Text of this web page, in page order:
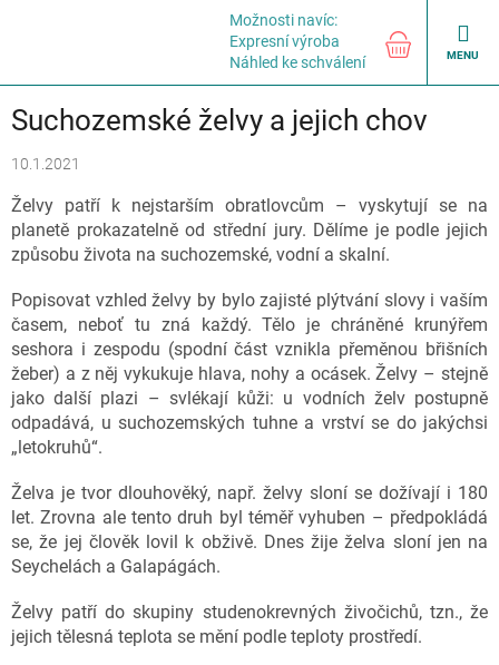
Možnosti navíc:
Expresní výroba
Náhled ke schválení
NÁKUPNÍ
KOŠÍK
Suchozemské želvy a jejich chov
10.1.2021
Želvy patří k nejstarším obratlovcům – vyskytují se na
planetě prokazatelně od střední jury. Dělíme je podle jejich
způsobu života na suchozemské, vodní a skalní.
Popisovat vzhled želvy by bylo zajisté plýtvání slovy i vaším
časem, neboť tu zná každý. Tělo je chráněné krunýřem
seshora i zespodu (spodní část vznikla přeměnou břišních
žeber) a z něj vykukuje hlava, nohy a ocásek. Želvy – stejně
jako další plazi – svlékají kůži: u vodních želv postupně
odpadává, u suchozemských tuhne a vrství se do jakýchsi
„letokruhů“.
Želva je tvor dlouhověký, např. želvy sloní se dožívají i 180
let. Zrovna ale tento druh byl téměř vyhuben – předpokládá
se, že jej člověk lovil k obživě. Dnes žije želva sloní jen na
Seychelách a Galapágách.
Želvy patří do skupiny studenokrevných živočichů, tzn., že
jejich tělesná teplota se mění podle teploty prostředí.